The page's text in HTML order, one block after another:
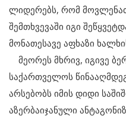
ლიდერებს, რომ
შემთხვევაში იგი
მონათესავე აფხაზი
მეორეს მხრივ, იგივე
საქართველოს
არსებობს იმის დიდი
აზერბაიჯანული